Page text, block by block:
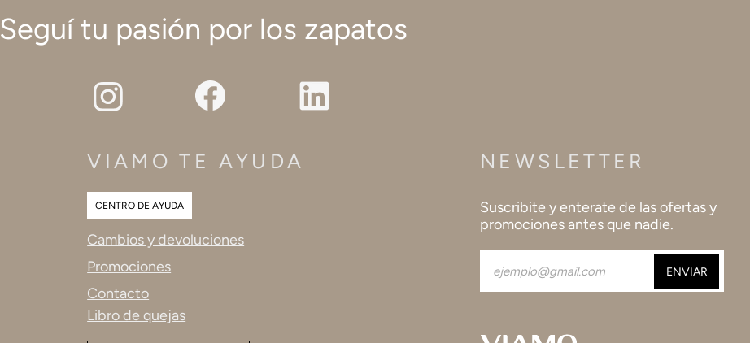
Seguí tu pasión por los zapatos
VIAMO TE AYUDA
CENTRO DE AYUDA
Cambios y devoluciones
Promociones
Contacto
Libro de quejas
NEWSLETTER
Suscribite y enterate de las ofertas y
promociones antes que nadie.